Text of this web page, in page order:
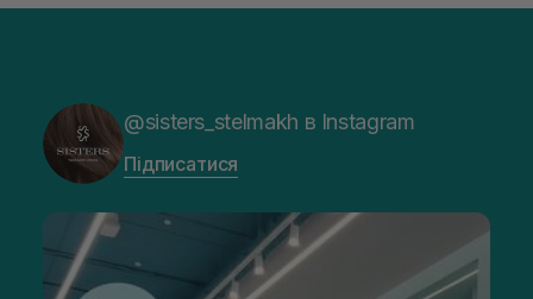
@sisters_stelmakh в Instagram
Підписатися